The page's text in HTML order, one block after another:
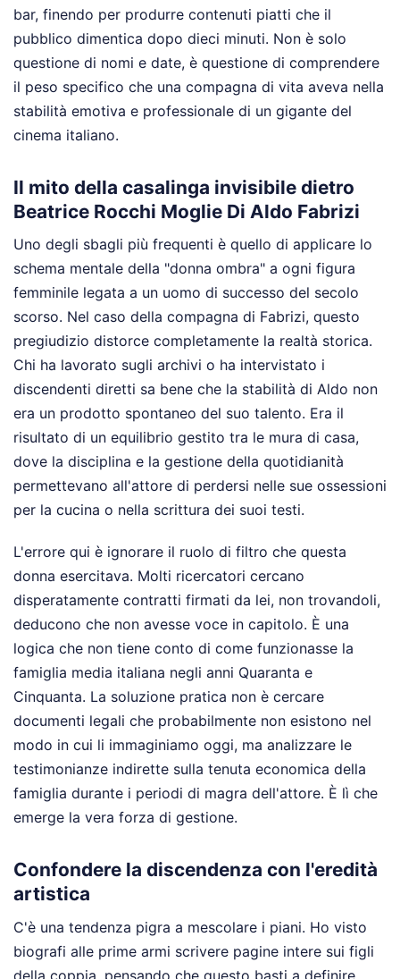
bar, finendo per produrre contenuti piatti che il
pubblico dimentica dopo dieci minuti. Non è solo
questione di nomi e date, è questione di comprendere
il peso specifico che una compagna di vita aveva nella
stabilità emotiva e professionale di un gigante del
cinema italiano.
Il mito della casalinga invisibile dietro
Beatrice Rocchi Moglie Di Aldo Fabrizi
Uno degli sbagli più frequenti è quello di applicare lo
schema mentale della "donna ombra" a ogni figura
femminile legata a un uomo di successo del secolo
scorso. Nel caso della compagna di Fabrizi, questo
pregiudizio distorce completamente la realtà storica.
Chi ha lavorato sugli archivi o ha intervistato i
discendenti diretti sa bene che la stabilità di Aldo non
era un prodotto spontaneo del suo talento. Era il
risultato di un equilibrio gestito tra le mura di casa,
dove la disciplina e la gestione della quotidianità
permettevano all'attore di perdersi nelle sue ossessioni
per la cucina o nella scrittura dei suoi testi.
L'errore qui è ignorare il ruolo di filtro che questa
donna esercitava. Molti ricercatori cercano
disperatamente contratti firmati da lei, non trovandoli,
deducono che non avesse voce in capitolo. È una
logica che non tiene conto di come funzionasse la
famiglia media italiana negli anni Quaranta e
Cinquanta. La soluzione pratica non è cercare
documenti legali che probabilmente non esistono nel
modo in cui li immaginiamo oggi, ma analizzare le
testimonianze indirette sulla tenuta economica della
famiglia durante i periodi di magra dell'attore. È lì che
emerge la vera forza di gestione.
Confondere la discendenza con l'eredità
artistica
C'è una tendenza pigra a mescolare i piani. Ho visto
biografi alle prime armi scrivere pagine intere sui figli
della coppia, pensando che questo basti a definire